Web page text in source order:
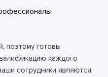
поэтому готовы
каждого
сотрудники являются